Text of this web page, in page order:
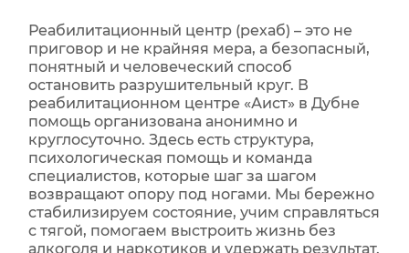
Реабилитационный центр (рехаб) – это не
приговор и не крайняя мера, а безопасный,
понятный и человеческий способ
остановить разрушительный круг. В
реабилитационном центре «Аист» в Дубне
помощь организована анонимно и
круглосуточно. Здесь есть структура,
психологическая помощь и команда
специалистов, которые шаг за шагом
возвращают опору под ногами. Мы бережно
стабилизируем состояние, учим справляться
с тягой, помогаем выстроить жизнь без
алкоголя и наркотиков и удержать результат.